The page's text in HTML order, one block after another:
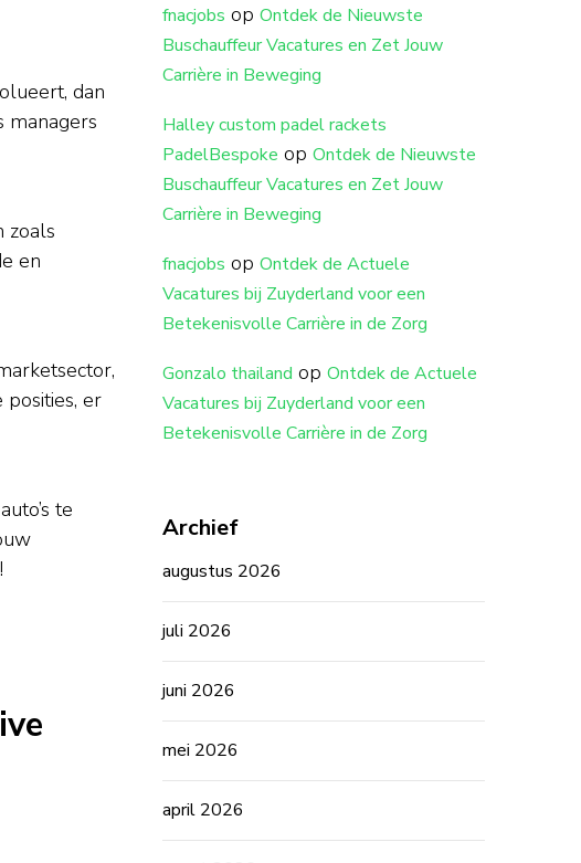
dan
managers
zoals
en
posities, er
te
fnacjobs op Ontdek de Nieuwste
Buschauffeur Vacatures en Zet Jouw
Carrière in Beweging
Halley custom padel rackets
PadelBespoke op Ontdek de Nieuwste
Buschauffeur Vacatures en Zet Jouw
Carrière in Beweging
fnacjobs op Ontdek de Actuele
Vacatures bij Zuyderland voor een
Betekenisvolle Carrière in de Zorg
Gonzalo thailand op Ontdek de Actuele
Vacatures bij Zuyderland voor een
Betekenisvolle Carrière in de Zorg
Archief
augustus 2026
juli 2026
juni 2026
mei 2026
april 2026